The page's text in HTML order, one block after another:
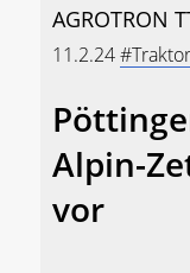
AGROTRON
11.2.24
Alpin-
vor